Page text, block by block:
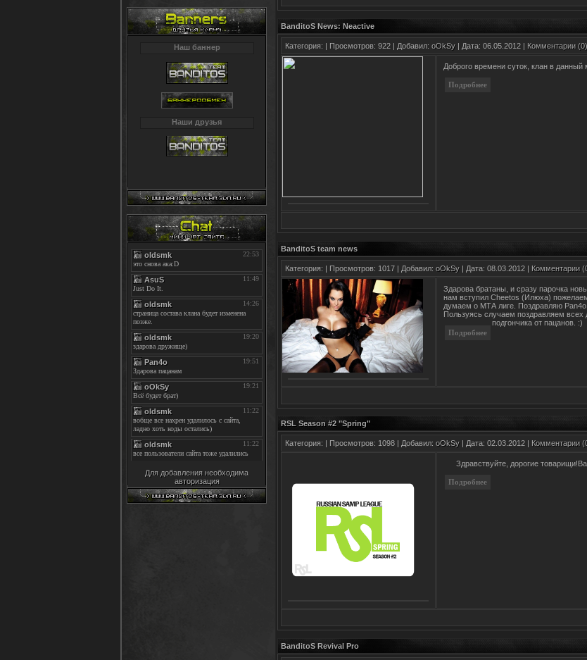
Наш баннер
Наши друзья
Для добавления необходима
авторизация
BanditoS News: Neactive
Категория: | Просмотров: 922 | Добавил: oOkSy | Дата: 06.05.2012 | Комментарии (0)
Доброго времени суток, клан в
BanditoS team news
Категория: | Просмотров: 1017 | Добавил: oOkSy | Дата: 08.03.2012 | Комментарии
Здарова братаны, и сразу парочка
нам вступил Cheetos (Илюха)
думаем о МТА лиге. Поздравляю
Пользуясь случаем поздравляем
подгончика от пацанов. :)
RSL Season #2 "Spring"
Категория: | Просмотров: 1098 | Добавил: oOkSy | Дата: 02.03.2012 Комментарии
Здравствуйте, дорогие
BanditoS Revival Pro